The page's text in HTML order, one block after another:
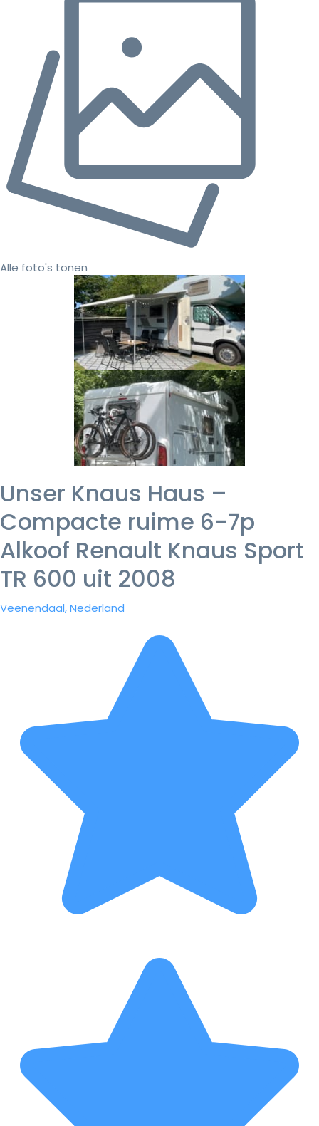
Alle foto's tonen
Unser Knaus Haus –
Compacte ruime 6-7p
Alkoof Renault Knaus Sport
TR 600 uit 2008
Veenendaal, Nederland